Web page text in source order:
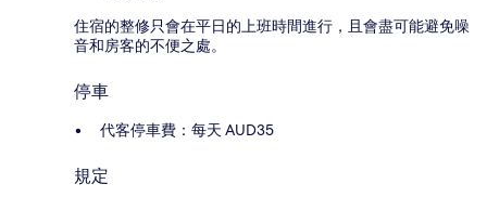
住宿的整修只會在平日的上班時間進行，且會盡可能避免噪
音和房客的不便之處。
停車
代客停車費：每天 AUD35
規定